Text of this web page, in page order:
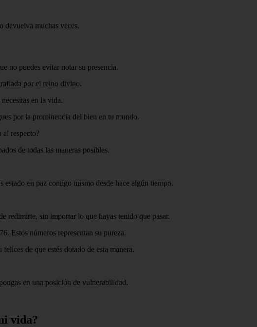
devuelva muchas veces.
no puedes evitar notar su presencia.
por el reino divino.
en la vida.
por la prominencia del bien en tu mundo.
respecto?
de todas las maneras posibles.
en paz contigo mismo desde hace algún tiempo.
redimirte, sin importar lo que hayas tenido que pasar.
Estos números representan su pureza.
de que estés dotado de esta manera.
en una posición de vulnerabilidad.
vida?